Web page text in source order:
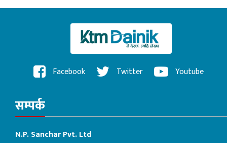
Facebook Twitter Youtube
सम्पर्क
N.P. Sanchar Pvt. Ltd